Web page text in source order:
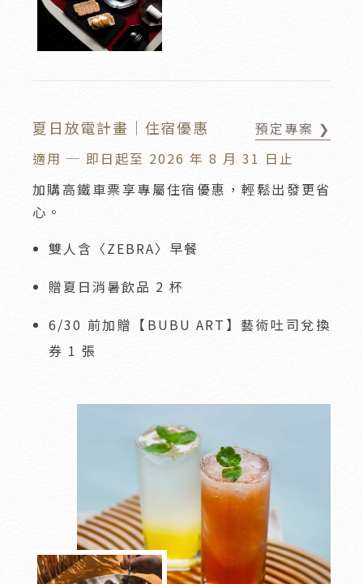
夏日放電計畫｜住宿優惠
預定專案 ❯
適用 ─ 即日起至 2026 年 8 月 31 日止
加購高鐵車票享專屬住宿優惠，輕鬆出發更省
心。
雙人含〈ZEBRA〉早餐
贈夏日消暑飲品 2 杯
6/30 前加贈【BUBU ART】藝術吐司兌換
券 1 張